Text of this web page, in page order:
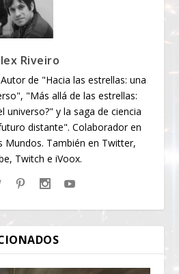
Riveiro
de "Hacia las estrellas: una
"Más allá de las estrellas:
universo?" y la saga de ciencia
distante". Colaborador en
Mundos. También en Twitter,
Twitch e iVoox.